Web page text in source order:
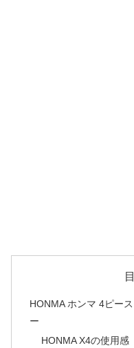
HONMA ホンマ 4ピー
ー
HONMA X4の使用感